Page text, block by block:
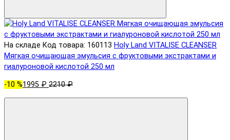
На складе Код товара: 160113 Holy Land VITALISE CLEANSER
Мягкая очищающая эмульсия с фруктовыми экстрактами и
гиалуроновой кислотой 250 мл
-10 %1995 ₽ 2210 ₽